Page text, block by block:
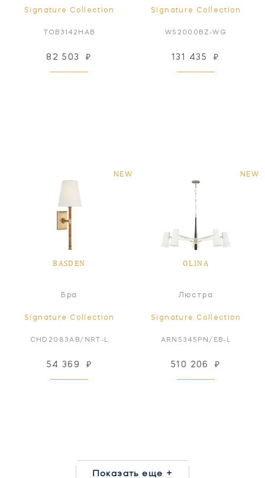
Signature Collection
TOB3142HAB
82 503 ₽
Signature Collection
WS2000BZ-WG
131 435 ₽
NEW
BASDEN
Бра
Signature Collection
CHD2083AB/NRT-L
54 369 ₽
NEW
OLINA
Люстра
Signature Collection
ARN5345PN/EB-L
510 206 ₽
Показать еще +